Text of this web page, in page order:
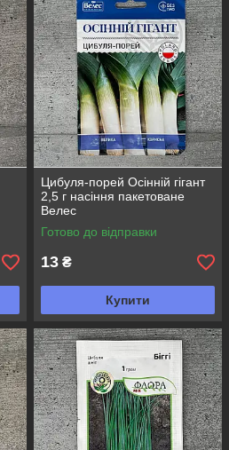
Цибуля-порей Осінній гігант
2,5 г насіння пакетоване
Велес
Готово до відправки
13 ₴
Купити